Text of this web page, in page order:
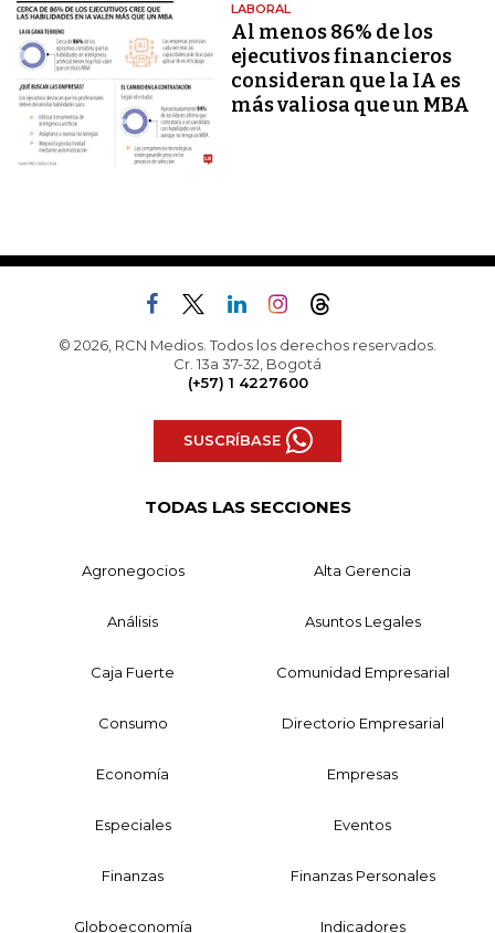
LABORAL
Al menos 86% de los
ejecutivos financieros
consideran que la IA es
más valiosa que un MBA
© 2026, RCN Medios. Todos los derechos reservados.
Cr. 13a 37-32, Bogotá
(+57) 1 4227600
SUSCRÍBASE
TODAS LAS SECCIONES
Agronegocios Alta Gerencia
Análisis Asuntos Legales
Caja Fuerte Comunidad Empresarial
Consumo Directorio Empresarial
Economía Empresas
Especiales Eventos
Finanzas Finanzas Personales
Globoeconomía Indicadores